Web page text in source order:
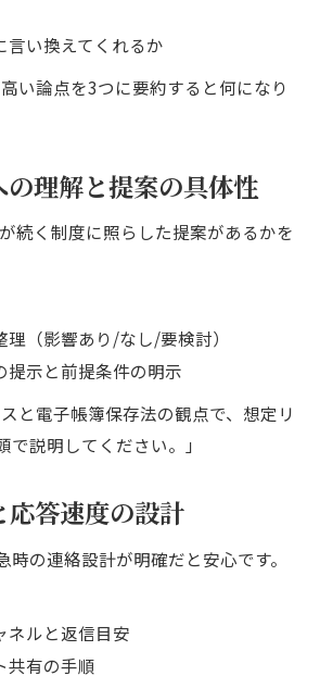
言い換えてくれるか
い論点を3つに要約すると何になり
理解と提案の具体性
続く制度に照らした提案があるかを
理（影響あり/なし/要検討）
提示と前提条件の明示
と電子帳簿保存法の観点で、想定リ
で説明してください。」
答速度の設計
の連絡設計が明確だと安心です。
ネルと返信目安
共有の手順